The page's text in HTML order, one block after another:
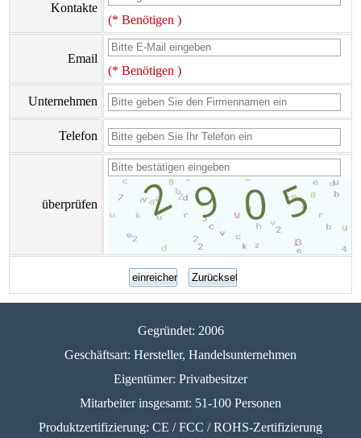
Kontakte
(* Benötigen )
Email
(* Benötigen )
Unternehmen
Telefon
überprüfen
Gegründet: 2006
Geschäftsart: Hersteller, Handelsunternehmen
Eigentümer: Privatbesitzer
Mitarbeiter insgesamt: 51-100 Personen
Produktzertifizierung: CE / FCC / ROHS-Zertifizierung